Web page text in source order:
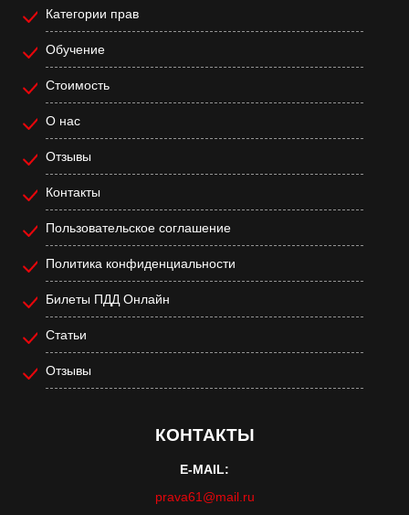
Категории прав
Обучение
Стоимость
О нас
Отзывы
Контакты
Пользовательское соглашение
Политика конфиденциальности
Билеты ПДД Онлайн
Статьи
Отзывы
КОНТАКТЫ
E-MAIL:
prava61@mail.ru